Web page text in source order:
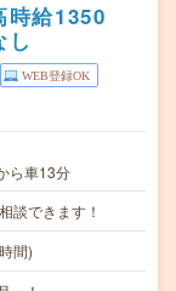
時給1350
し
WEB登録OK
ら車13分
談できます！
間)